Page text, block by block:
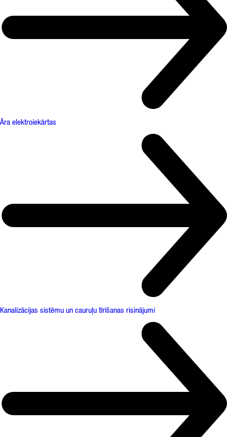
Āra elektroiekārtas
Kanalizācijas sistēmu un cauruļu tīrīšanas risinājumi